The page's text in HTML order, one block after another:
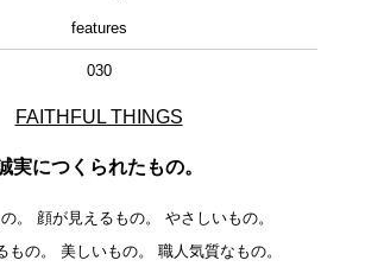
features
030
FAITHFUL THINGS
実につくられたもの。
。 顔が見えるもの。 やさしいもの。
もの。 美しいもの。 職人気質なもの。